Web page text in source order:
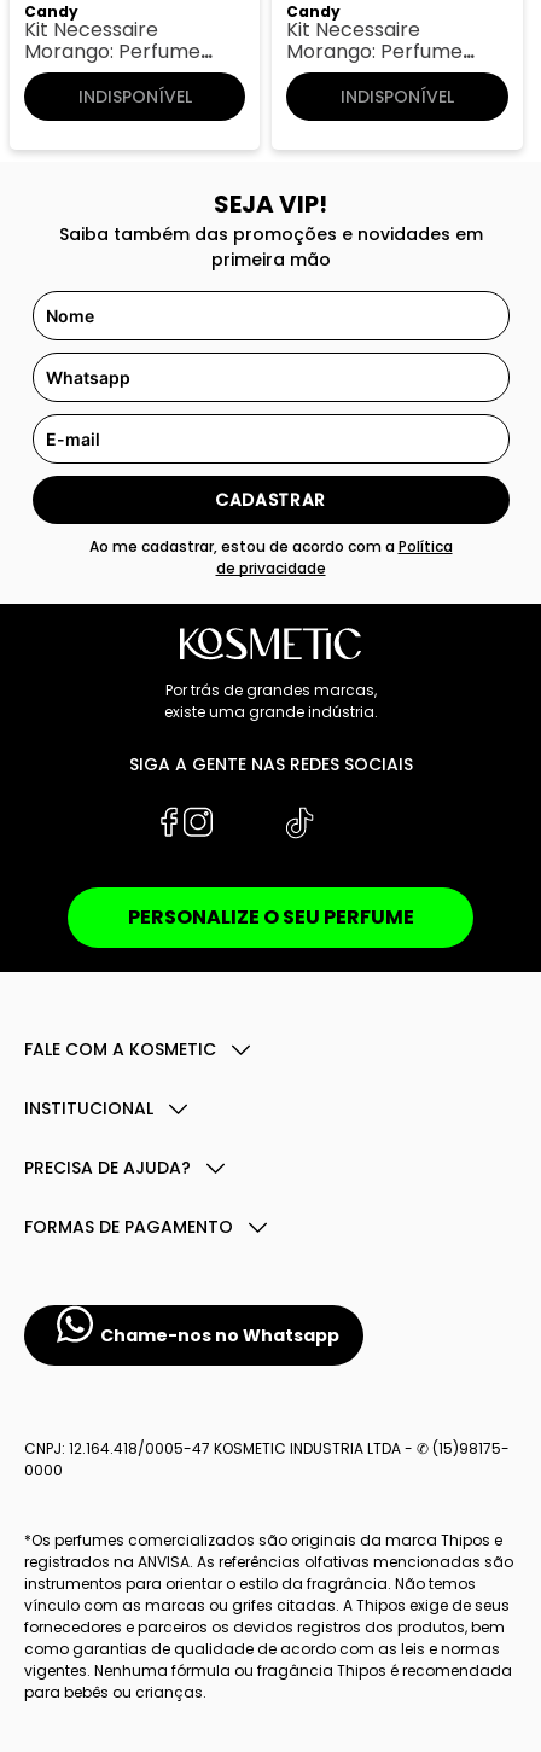
Candy
Kit Necessaire
Morango: Perfume
55ml + Hidratante
200g INDISPONÍVEL
Candy
Kit Necessaire
Morango: Perfume
55ml + Hidratante
200g + Perfume de
bolso
INDISPONÍVEL
SEJA VIP!
Saiba também das promoções e novidades em
primeira mão
CADASTRAR
Ao me cadastrar, estou de acordo com aPolítica
de privacidade
Por trás de grandes marcas,
existe uma grande indústria.
SIGA A GENTE NAS REDES SOCIAIS
PERSONALIZE O SEU PERFUME
FALE COM A KOSMETIC
INSTITUCIONAL
PRECISA DE AJUDA?
FORMAS DE PAGAMENTO
Chame-nos no Whatsapp
CNPJ: 12.164.418/0005-47 KOSMETIC INDUSTRIA LTDA - ✆ (15)98175-
0000
*Os perfumes comercializados são originais da marca Thipos e
registrados na ANVISA. As referências olfativas mencionadas são
instrumentos para orientar o estilo da fragrância. Não temos
vínculo com as marcas ou grifes citadas. A Thipos exige de seus
fornecedores e parceiros os devidos registros dos produtos, bem
como garantias de qualidade de acordo com as leis e normas
vigentes. Nenhuma fórmula ou fragância Thipos é recomendada
para bebês ou crianças.